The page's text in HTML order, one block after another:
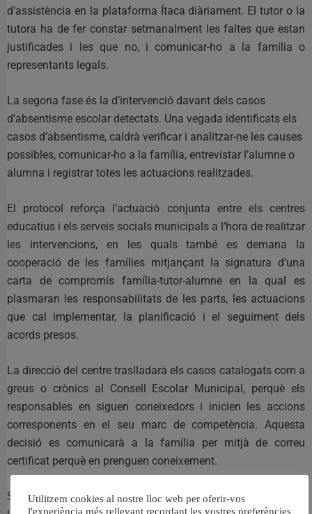
d’assistència en la plataforma Ítaca diàriament. El tutor o la
tutora ha de fer constar setmanalment les faltes que estan
justificades i les que no, i comunicar-ho a la família o
representants legals.
La segona fase és la d’intervenció davant dels casos
d’absentisme escolar detectats. Una vegada identificats els
casos d’absentisme, caldrà verificar i analitzar-ne les causes
possibles, comunicar-ho a la família, entrevistar l’alumne o
alumna i registrar totes les actuacions realitzades.
El protocol reforça l’actuació conjunta entre els centres
educatius i els serveis socials municipals a l’hora de realitzar
les intervencions, en les quals també es demana la
cooperació de les famílies mitjançant la signatura d’una
carta de compromís família-tutor-alumne en la qual es
plasmaran les responsabilitats de les parts, les actuacions
que cal implementar, la planificació i el seguiment dels
acords presos.
La direcció del centre traslladarà els casos catalogats com a
greus o crònics al Consell Escolar Municipal, perquè els
responsables en siguen coneixedors i inicien les accions
corresponents en el seu marc de competència. Aquesta
decisió es comunicarà a la família per mitjà de correu
certificat perquè en prenguen coneixement.
Si es detecta, a més de la situació d’absentisme, que
Utilitzem cookies al nostre lloc web per oferir-vos
l'experiència més rellevant recordant les vostres preferències